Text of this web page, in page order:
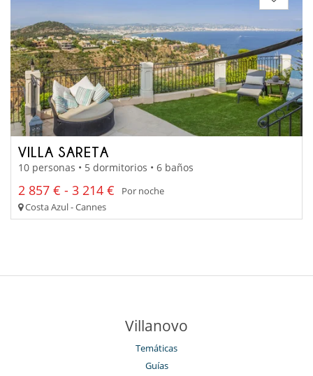
VILLA SARETA
10 personas • 5 dormitorios • 6 baños
2 857 € - 3 214 €
Por noche
Costa Azul - Cannes
Villanovo
Temáticas
Guías